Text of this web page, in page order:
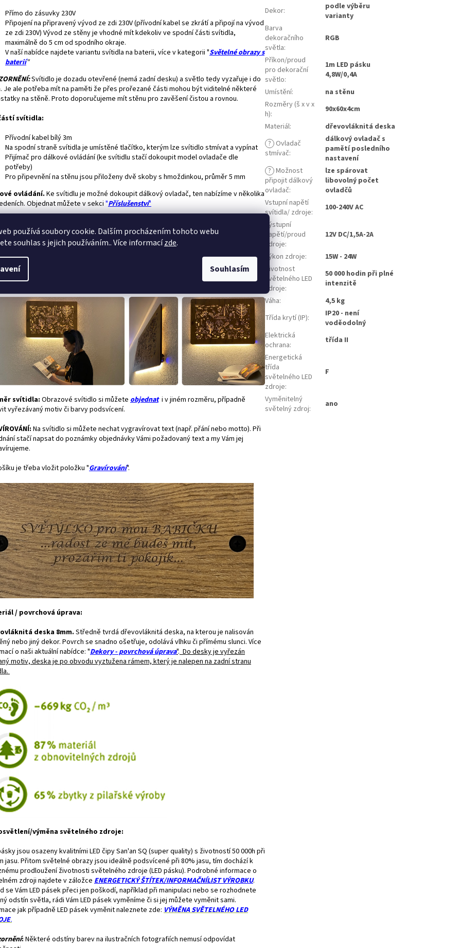
používá soubory cookie. Dalším procházením tohoto webu
souhlas s jejich používáním.. Více informacízde.
Souhlasím
Přímo do zásuvky 230V
Připojení na připravený vývod ze zdi 230V (přívodní kabel se zkrátí a připojí na vývod
ze zdi 230V) Vývod ze stěny je vhodné mít kdekoliv ve spodní části svítidla,
maximálně do 5 cm od spodního okraje.
V naší nabídce najdete variantu svítidla na baterii, více v kategorii "Světelné obrazy s
baterií"
Svítidlo je dozadu otevřené (nemá zadní desku) a světlo tedy vyzařuje i do
Je ale potřeba mít na paměti že přes prořezané části mohou být viditelné některé
na stěně. Proto doporučujeme mít stěnu pro zavěšení čistou a rovnou.
svítidla:
Přívodní kabel bílý 3m
Na spodní straně svítidla je umístěné tlačítko, kterým lze svítidlo stmívat a vypínat
Přijímač pro dálkové ovládání (ke svítidlu stačí dokoupit model ovladače dle
potřeby)
Pro připevnění na stěnu jsou přiloženy dvě skoby s hmoždinkou, průměr 5 mm
ovládání.Ke svítidlu je možné dokoupit dálkový ovladač, ten nabízíme v několika
Objednat můžete v sekci "Příslušenství"
TRADFRI je možné, je ale nutné tuto úpravu doobjednat.
si například číst. Součástí přídavného světla je dotykový ovladač. Ovládání
světla je nezávislé na LED obrazu a je samostatně stmívatelné.
svítidla: Obrazové svítidlo si můžete objednat i v jiném rozměru, případně
vyřezávaný motiv či barvy podsvícení.
Na svítidlo si můžete nechat vygravírovat text (např. přání nebo motto). Při
stačí napsat do poznámky objednávky Vámi požadovaný text a my Vám jej
je třeba vložit položku "Gravírování".
/ povrchová úprava:
deska 8mm. Středně tvrdá dřevovláknitá deska, na kterou je nalisován
nebo jiný dekor. Povrch se snadno ošetřuje, odolává vlhku či přímému slunci. Více
o naši aktuální nabídce: "Dekory - povrchová úprava". Do desky je vyřezán
motiv, deska je po obvodu vyztužena rámem, který je nalepen na zadní stranu
výměna světelného zdroje:
jsou osazeny kvalitními LED čipy San'an SQ (super quality) s životností 50 000h při
jasu. Přitom světelné obrazy jsou ideálně podsvícené při 80% jasu, tím dochází k
prodloužení životnosti světelného zdroje (LED pásku). Podrobné informace o
zdroji najdete v záložce ENERGETICKÝ ŠTÍTEK/INFORMAČNÍLIST VÝROBKU.
se Vám LED pásek přeci jen poškodí, například při manipulaci nebo se rozhodnete
odstín světla, rádi Vám LED pásek vyměníme či si jej můžete vyměnit sami.
jak případně LED pásek vyměnit naleznete zde: VÝMĚNASVĚTELNÉHO LED
.
: Některé odstíny barev na ilustračních fotografiích nemusí odpovídat
Dekor:
podle výběru
varianty
Barva
dekoračního
světla:
RGB
Příkon/proud
pro dekorační
světlo:
1m LED pásku
4,8W/0,4A
Umístění:
na stěnu
Rozměry (š x v x
h):
90x60x4cm
Materiál:
dřevovláknitá deska
? Ovladač
stmívač:
dálkový ovladač s
pamětí posledního
nastavení
? Možnost
připojit dálkový
ovladač:
lze spárovat
libovolný počet
ovladčů
Vstupní napětí
svítidla/ zdroje:
100-240V AC
Výstupní
napětí/proud
zdroje:
12V DC/1,5A-2A
Výkon zdroje:
15W - 24W
Životnost
světelného LED
zdroje:
50 000 hodin při plné
intenzitě
Váha:
4,5 kg
Třída krytí (IP):
IP20 - není
voděodolný
Elektrická
ochrana:
třída II
Energetická
třída
světelného LED
zdroje:
F
Vyměnitelný
světelný zdroj: ano